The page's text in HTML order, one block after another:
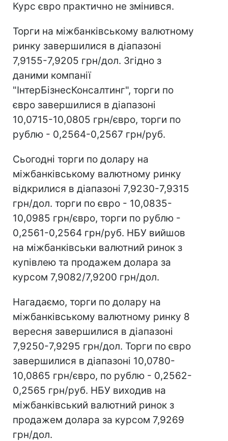
Курс євро практично не змінився.
Торги на міжбанківському валютному
ринку завершилися в діапазоні
7,9155-7,9205 грн/дол. Згідно з
даними компанії
"ІнтерБізнесКонсалтинг", торги по
євро завершилися в діапазоні
10,0715-10,0805 грн/євро, торги по
рублю - 0,2564-0,2567 грн/руб.
Сьогодні торги по долару на
міжбанківському валютному ринку
відкрилися в діапазоні 7,9230-7,9315
грн/дол. торги по євро - 10,0835-
10,0985 грн/євро, торги по рублю -
0,2561-0,2564 грн/руб. НБУ вийшов
на міжбанківськи валютний ринок з
купівлею та продажем долара за
курсом 7,9082/7,9200 грн/дол.
Нагадаємо, торги по долару на
міжбанківському валютному ринку 8
вересня завершилися в діапазоні
7,9250-7,9295 грн/дол. Торги по євро
завершилися в діапазоні 10,0780-
10,0865 грн/євро, по рублю - 0,2562-
0,2565 грн/руб. НБУ виходив на
міжбанківський валютний ринок з
продажем долара за курсом 7,9269
грн/дол.